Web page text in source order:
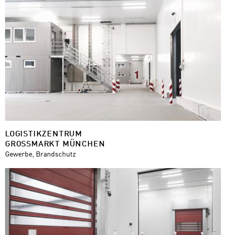
LOGISTIKZENTRUM
GROSSMARKT MÜNCHEN
Gewerbe, Brandschutz